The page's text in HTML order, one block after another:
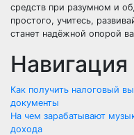
средств при разумном и
простого, учитесь,
станет надёжной опорой
Как получить налоговый
документы
На чем зарабатывают
дохода